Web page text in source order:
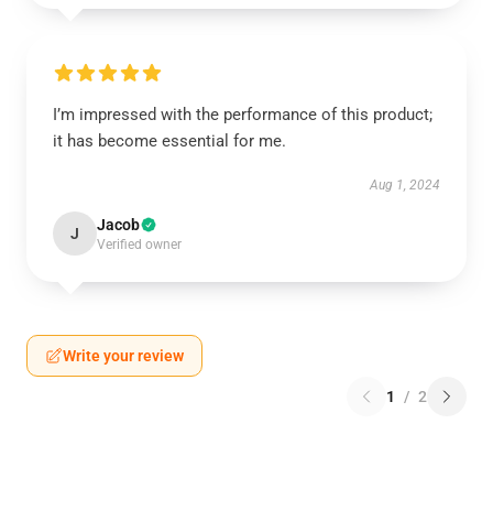
I’m impressed with the performance of this product;
it has become essential for me.
Aug 1, 2024
J Jacob
Verified owner
Write your review
1 / 2